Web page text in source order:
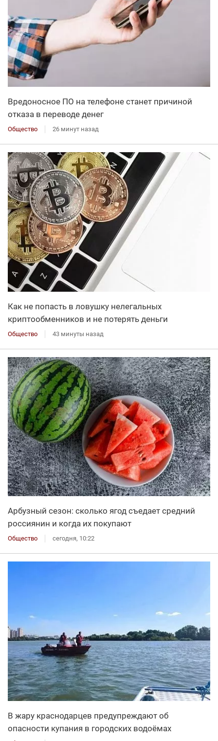
Вредоносное ПО на телефоне станет причиной
отказа в переводе денег
Общество 26 минут назад
Как не попасть в ловушку нелегальных
криптообменников и не потерять деньги
Общество 43 минуты назад
Арбузный сезон: сколько ягод съедает средний
россиянин и когда их покупают
Общество сегодня, 10:22
В жару краснодарцев предупреждают об
опасности купания в городских водоёмах